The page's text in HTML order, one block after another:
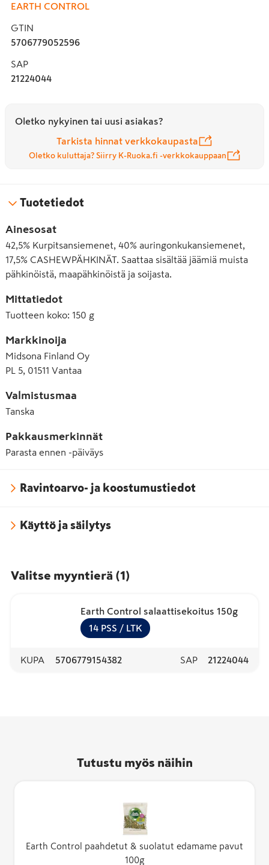
EARTH CONTROL
GTIN
5706779052596
SAP
21224044
Oletko nykyinen tai uusi asiakas?
Tarkista hinnat verkkokaupasta
Oletko kuluttaja? Siirry K-Ruoka.fi -verkkokauppaan
Tuotetiedot
Ainesosat
42,5% Kurpitsansiemenet, 40% auringonkukansiemenet,
17,5% CASHEWPÄHKINÄT. Saattaa sisältää jäämiä muista
pähkinöistä, maapähkinöistä ja soijasta.
Mittatiedot
Tuotteen koko: 150 g
Markkinoija
Midsona Finland Oy
PL 5, 01511 Vantaa
Valmistusmaa
Tanska
Pakkausmerkinnät
Parasta ennen -päiväys
Ravintoarvo- ja koostumustiedot
Käyttö ja säilytys
Valitse myyntierä (1)
Earth Control salaattisekoitus 150g
14 PSS / LTK
KUPA 5706779154382 SAP 21224044
Tutustu myös näihin
Earth Control paahdetut & suolatut edamame pavut
100g